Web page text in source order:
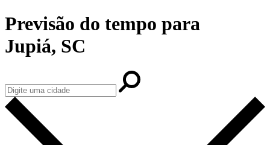
Previsão do tempo para
Jupiá, SC